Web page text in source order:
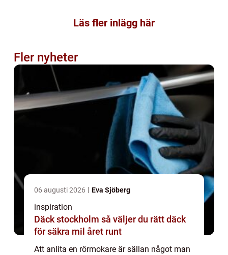
Läs fler inlägg här
Fler nyheter
06 augusti 2026 Eva Sjöberg
inspiration
Däck stockholm så väljer du rätt däck
för säkra mil året runt
Att anlita en rörmokare är sällan något man